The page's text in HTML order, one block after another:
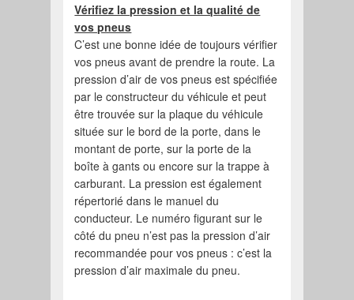
Vérifiez la pression et la qualité de
vos pneus
C’est une bonne idée de toujours vérifier
vos pneus avant de prendre la route. La
pression d’air de vos pneus est spécifiée
par le constructeur du véhicule et peut
être trouvée sur la plaque du véhicule
située sur le bord de la porte, dans le
montant de porte, sur la porte de la
boîte à gants ou encore sur la trappe à
carburant. La pression est également
répertorié dans le manuel du
conducteur. Le numéro figurant sur le
côté du pneu n’est pas la pression d’air
recommandée pour vos pneus : c’est la
pression d’air maximale du pneu.